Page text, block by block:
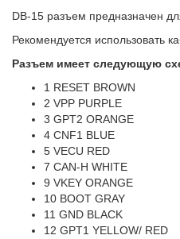
DB-15 разъем предназначен
Рекомендуется использовать
Разъем имеет следующую
1 RESET BROWN
2 VPP PURPLE
3 GPT2 ORANGE
4 CNF1 BLUE
5 VECU RED
7 CAN-H WHITE
9 VKEY ORANGE
10 BOOT GRAY
11 GND BLACK
12 GPT1 YELLOW/ RED